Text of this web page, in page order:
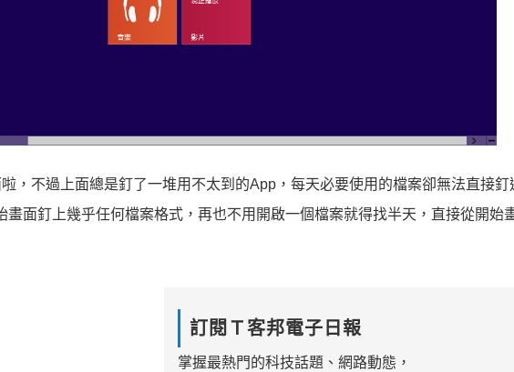
，不過上面總是釘了一堆用不太到的App，每天必要使用的檔案卻無法直接釘
面釘上幾乎任何檔案格式，再也不用開啟一個檔案就得找半天，直接從開始
訂閱Ｔ客邦電子日報
掌握最熱門的科技話題、網路動態，